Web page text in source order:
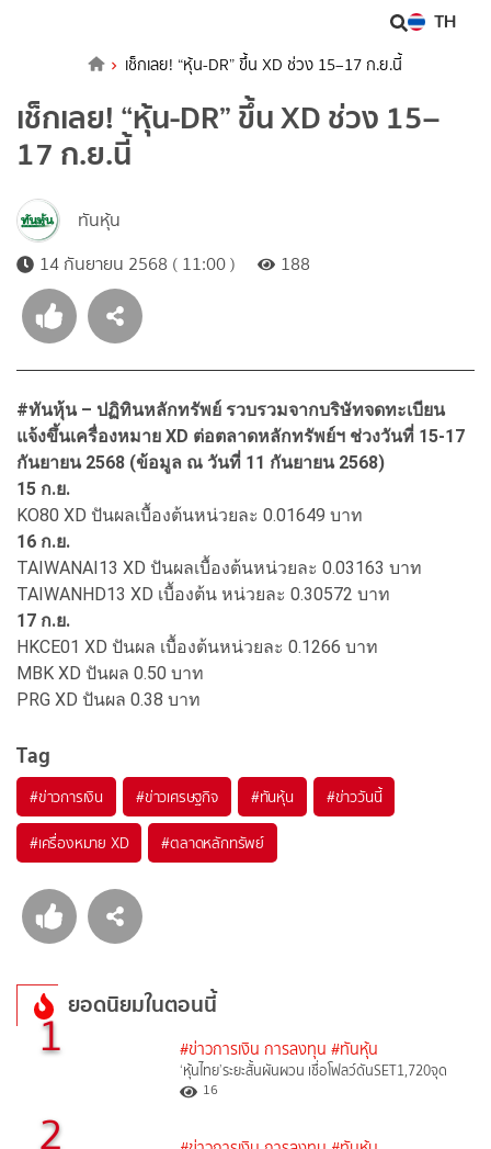
TH
เช็กเลย! “หุ้น-DR” ขึ้น XD ช่วง 15–17 ก.ย.นี้
เช็กเลย! “หุ้น-DR” ขึ้น XD ช่วง 15–
17 ก.ย.นี้
ทันหุ้น
14 กันยายน 2568 ( 11:00 )
188
#ทันหุ้น – ปฏิทินหลักทรัพย์ รวบรวมจากบริษัทจดทะเบียน
แจ้งขึ้นเครื่องหมาย XD ต่อตลาดหลักทรัพย์ฯ ช่วงวันที่ 15-17
กันยายน 2568 (ข้อมูล ณ วันที่ 11 กันยายน 2568)
15 ก.ย.
KO80 XD ปันผลเบื้องต้นหน่วยละ 0.01649 บาท
16 ก.ย.
TAIWANAI13 XD ปันผลเบื้องต้นหน่วยละ 0.03163 บาท
TAIWANHD13 XD เบื้องต้น หน่วยละ 0.30572 บาท
17 ก.ย.
HKCE01 XD ปันผล เบื้องต้นหน่วยละ 0.1266 บาท
MBK XD ปันผล 0.50 บาท
PRG XD ปันผล 0.38 บาท
Tag
#ข่าวการเงิน #ข่าวเศรษฐกิจ #ทันหุ้น #ข่าววันนี้
#เครื่องหมาย XD #ตลาดหลักทรัพย์
ยอดนิยมในตอนนี้
1 #ข่าวการเงิน การลงทุน #ทันหุ้น
‘หุ้นไทย’ระยะสั้นผันผวน เชื่อโฟลว์ดันSET1,720จุด
16
2